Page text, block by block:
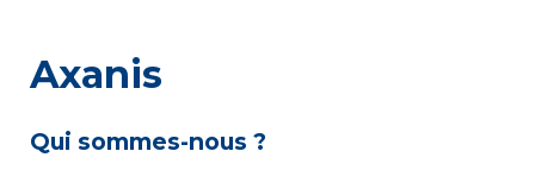
Axanis
Qui sommes-nous ?